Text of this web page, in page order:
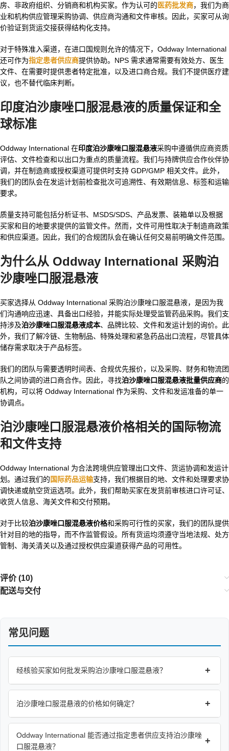
房、非政府组织、分销商和机构买家。作为认可的 医药批发商，我们为商
业和机构供应管理采购协调、供应商沟通和文件审核。因此，买家可从询
价验证到货运交接获得结构化支持。
对于特殊准入渠道，在进口国规则允许的情况下，Oddway International
还可作为指定患者供应商提供协助。NPS 需求通常需要有效处方、医生
文件、在需要时提供患者特定批准，以及进口商合规。我们不提供医疗建
议，也不替代临床判断。
印度泊沙康唑口服混悬液的质量保证和全
球标准
Oddway International 在印度泊沙康唑口服混悬液采购中遵循供应商资质
评估、文件检查和以出口为重点的质量流程。我们与持牌供应合作伙伴协
调，并在制造商或授权渠道可提供时支持 GDP/GMP 相关文件。此外，
我们的团队会在发运计划前检查批次可追溯性、有效期信息、标签和运输
要求。
质量支持可能包括分析证书、MSDS/SDS、产品发票、装箱单以及根据
买家和目的地要求提供的监管文件。然而，文件可用性取决于制造商政策
和供应渠道。因此，我们的合规团队会在确认任何交易前明确文件范围。
为什么从 Oddway International 采购泊
沙康唑口服混悬液
买家选择从 Oddway International 采购泊沙康唑口服混悬液，是因为我
们沟通响应迅速、具备出口经验，并能实际处理受监管药品采购。我们支
持涉及泊沙康唑口服混悬液成本、品牌比较、文件和发运计划的询价。此
外，我们了解冷链、生物制品、特殊处理和紧急药品出口流程，尽管具体
储存需求取决于产品标签。
我们的团队与需要透明时间表、合规优先报价，以及采购、财务和物流团
队之间协调的进口商合作。因此，寻找泊沙康唑口服混悬液批量供应商的
机构，可以将 Oddway International 作为采购、文件和发运准备的单一
协调点。
泊沙康唑口服混悬液价格相关的国际物流
和文件支持
Oddway International 为合法跨境供应管理出口文件、货运协调和发运计
划。通过我们的国际药品运输支持，我们根据目的地、文件和处理要求协
调快递或航空货运选项。此外，我们帮助买家在发货前审核进口许可证、
收货人信息、海关文件和交付预期。
对于比较泊沙康唑口服混悬液价格和采购可行性的买家，我们的团队提供
针对目的地的指导，而不作监管假设。所有货运均须遵守当地法规、处方
管制、海关清关以及通过授权供应渠道获得产品的可用性。
评价 (10)
配送与交付
常见问题
经核验买家如何批发采购泊沙康唑口服混悬液？ +
泊沙康唑口服混悬液的价格如何确定？ +
Oddway International 能否通过指定患者供应支持泊沙康唑
口服混悬液？
+